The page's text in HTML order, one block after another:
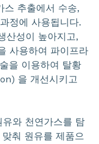
추출에서 수송,
정에 사용됩니다.
산성이 높아지고,
사용하여 파이프라
을 이용하여 탈황
을 개선시키고
와 천연가스를 탐
춰 원유를 제품으